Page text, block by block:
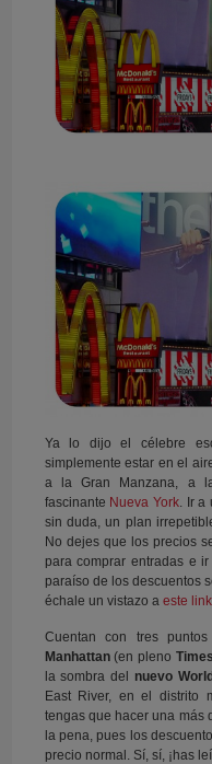
Ya lo dijo el célebre
simplemente estar en el
a la Gran Manzana, a
fascinante Nueva York. Ir a
sin duda, un plan
No dejes que los precios
para comprar entradas e
paraíso de los descuentos
échale un vistazo a este link
Cuentan con tres
Manhattan(en pleno
la sombra del nuevo
East River, en el distrito
tengas que hacer una más
la pena, pues los
precio normal. Sí, sí, ¡has